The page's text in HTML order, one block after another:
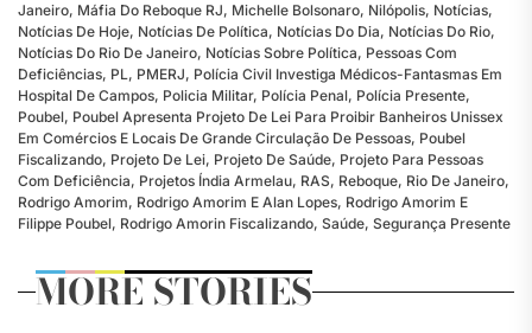
Janeiro, Máfia Do Reboque RJ, Michelle Bolsonaro, Nilópolis, Notícias,
Notícias De Hoje, Notícias De Política, Notícias Do Dia, Notícias Do Rio,
Notícias Do Rio De Janeiro, Notícias Sobre Política, Pessoas Com
Deficiências, PL, PMERJ, Polícia Civil Investiga Médicos-Fantasmas Em
Hospital De Campos, Policia Militar, Polícia Penal, Polícia Presente,
Poubel, Poubel Apresenta Projeto De Lei Para Proibir Banheiros Unissex
Em Comércios E Locais De Grande Circulação De Pessoas, Poubel
Fiscalizando, Projeto De Lei, Projeto De Saúde, Projeto Para Pessoas
Com Deficiência, Projetos Índia Armelau, RAS, Reboque, Rio De Janeiro,
Rodrigo Amorim, Rodrigo Amorim E Alan Lopes, Rodrigo Amorim E
Filippe Poubel, Rodrigo Amorin Fiscalizando, Saúde, Segurança Presente
MORE STORIES